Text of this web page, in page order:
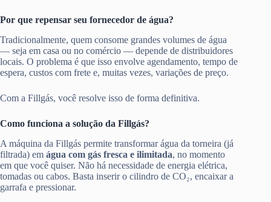
Por que repensar seu fornecedor de água?
Tradicionalmente, quem consome grandes volumes de água
— seja em casa ou no comércio — depende de distribuidores
locais. O problema é que isso envolve agendamento, tempo de
espera, custos com frete e, muitas vezes, variações de preço.
Com a Fillgás, você resolve isso de forma definitiva.
Como funciona a solução da Fillgás?
A máquina da Fillgás permite transformar água da torneira (já
filtrada) em água com gás fresca e ilimitada, no momento
em que você quiser. Não há necessidade de energia elétrica,
tomadas ou cabos. Basta inserir o cilindro de CO₂, encaixar a
garrafa e pressionar.